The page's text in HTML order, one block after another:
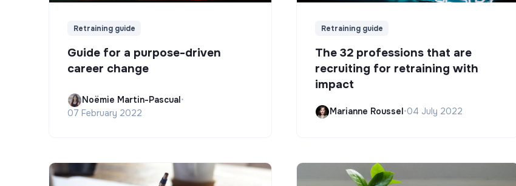
Retraining guide
Guide for a purpose-driven
career change
Noëmie Martin-Pascual•
07 February 2022
Retraining guide
The 32 professions that are
recruiting for retraining with
impact
Marianne Roussel•04 July 2022